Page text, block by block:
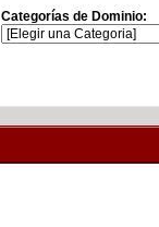
Categorías de Dominio: